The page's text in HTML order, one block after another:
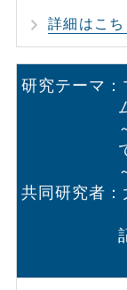
詳細はこち
研究テーマ
共同研究者